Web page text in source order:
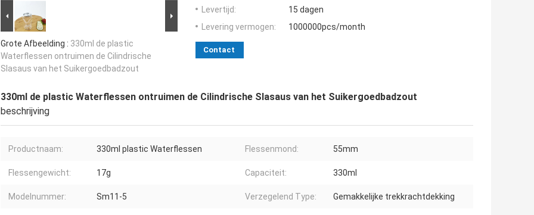
Grote Afbeelding : 330ml de plastic
Waterflessen ontruimen de Cilindrische
Slasaus van het Suikergoedbadzout
Levertijd:
15 dagen
Levering vermogen:
1000000pcs/month
Contact
330ml de plastic Waterflessen ontruimen de Cilindrische Slasaus van het Suikergoedbadzout
beschrijving
Productnaam: 330ml plastic Waterflessen Flessenmond: 55mm
Flessengewicht: 17g Capaciteit: 330ml
Modelnummer: Sm11-5 Verzegelend Type: Gemakkelijke trekkrachtdekking